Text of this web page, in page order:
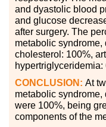
and dyastolic blood
and glucose
after surgery. The
metabolic
cholesterol: 100%,
hypertriglyceridemia:
CONCLUSION: At
metabolic
were 100%, being
components of the